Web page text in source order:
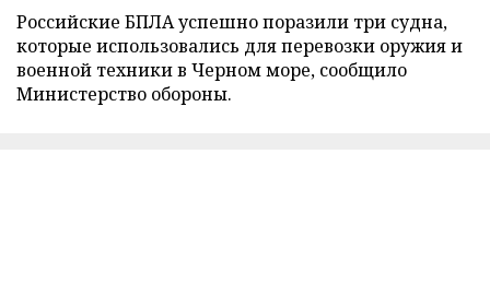
Российские БПЛА успешно поразили три судна,
которые использовались для перевозки оружия и
военной техники в Черном море, сообщило
Министерство обороны.